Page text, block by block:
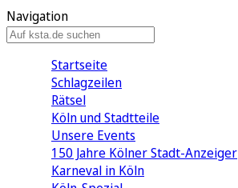
Navigation
Startseite
Schlagzeilen
Rätsel
Köln und Stadtteile
Unsere Events
150 Jahre Kölner Stadt-Anzeiger
Karneval in Köln